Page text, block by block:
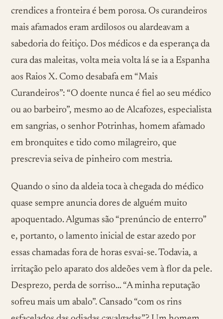
crendices a fronteira é bem porosa. Os curandeiros
mais afamados eram ardilosos ou alardeavam a
sabedoria do feitiço. Dos médicos e da esperança da
cura das maleitas, volta meia volta lá se ia a Espanha
aos Raios X. Como desabafa em “Mais
Curandeiros”: “O doente nunca é fiel ao seu médico
ou ao barbeiro”, mesmo ao de Alcafozes, especialista
em sangrias, o senhor Potrinhas, homem afamado
em bronquites e tido como milagreiro, que
prescrevia seiva de pinheiro com mestria.
Quando o sino da aldeia toca à chegada do médico
quase sempre anuncia dores de alguém muito
apoquentado. Algumas são “prenúncio de enterro”
e, portanto, o lamento inicial de estar azedo por
essas chamadas fora de horas esvai-se. Todavia, a
irritação pelo aparato dos aldeões vem à flor da pele.
Desprezo, perda de sorriso… “A minha reputação
sofreu mais um abalo”. Cansado “com os rins